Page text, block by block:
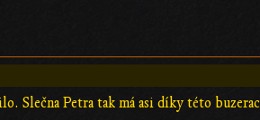
Slečna Petra tak má asi díky této